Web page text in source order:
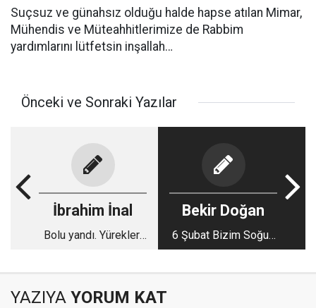
Suçsuz ve günahsız olduğu halde hapse atılan Mimar,
Mühendis ve Müteahhitlerimize de Rabbim
yardımlarını lütfetsin inşallah…
Önceki ve Sonraki Yazılar
İbrahim İnal
Bolu yandı. Yürekleri
Bekir Doğan
6 Şubat Bizim Soğuk
Günümüz!
YAZIYA YORUM KAT